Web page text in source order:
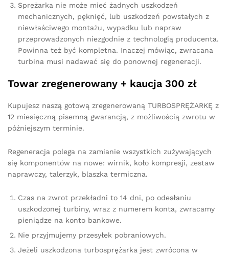
Sprężarka nie może mieć żadnych uszkodzeń
mechanicznych, pęknięć, lub uszkodzeń powstałych z
niewłaściwego montażu, wypadku lub napraw
przeprowadzonych niezgodnie z technologią producenta.
Powinna też być kompletna. Inaczej mówiąc, zwracana
turbina musi nadawać się do ponownej regeneracji.
Towar zregenerowany + kaucja 300 zł
Kupujesz naszą gotową zregenerowaną TURBOSPRĘŻARKĘ z
12 miesięczną pisemną gwarancją, z możliwością zwrotu w
późniejszym terminie.
Regeneracja polega na zamianie wszystkich zużywających
się komponentów na nowe: wirnik, koło kompresji, zestaw
naprawczy, talerzyk, blaszka termiczna.
Czas na zwrot przekładni to 14 dni, po odesłaniu
uszkodzonej turbiny, wraz z numerem konta, zwracamy
pieniądze na konto bankowe.
Nie przyjmujemy przesyłek pobraniowych.
Jeżeli uszkodzona turbosprężarka jest zwrócona w